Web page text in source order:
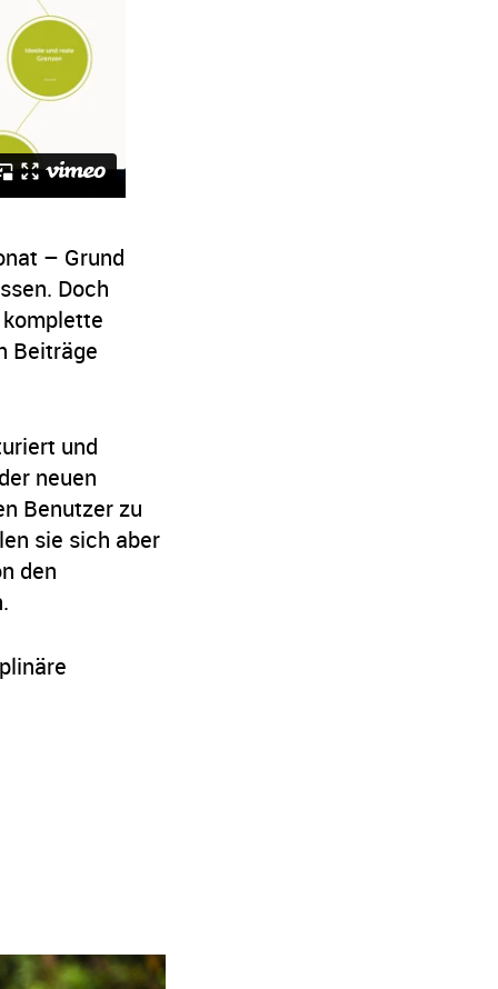
– Grund
Doch
Beiträge
und
neuen
Benutzer zu
sie sich aber
den